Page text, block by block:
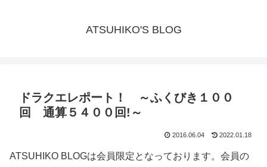
ATSUHIKO'S BLOG
ドラクエレポート！ ～ふくびき１００
回 通算５４００回!～
2016.06.04 2022.01.18
ATSUHIKO BLOGは会員限定となっております。会員の